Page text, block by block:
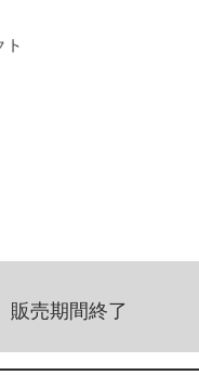
販売期間終了